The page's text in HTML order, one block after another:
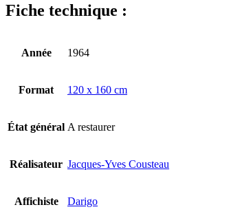
Fiche technique :
Année 1964
Format 120 x 160 cm
État général A restaurer
Réalisateur Jacques-Yves Cousteau
Affichiste Darigo